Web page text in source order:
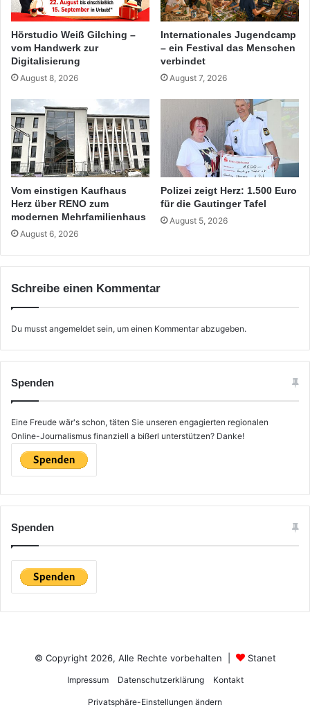
Hörstudio Weiß Gilching –
vom Handwerk zur
Digitalisierung
August 8, 2026
Internationales Jugendcamp
– ein Festival das Menschen
verbindet
August 7, 2026
Vom einstigen Kaufhaus
Herz über RENO zum
modernen Mehrfamilienhaus
August 6, 2026
Polizei zeigt Herz: 1.500 Euro
für die Gautinger Tafel
August 5, 2026
Schreibe einen Kommentar
Du musst angemeldet sein, um einen Kommentar abzugeben.
Spenden
Eine Freude wär's schon, täten Sie unseren engagierten regionalen
Online-Journalismus finanziell a bißerl unterstützen? Danke!
Spenden
© Copyright 2026, Alle Rechte vorbehalten | Stanet
Impressum Datenschutzerklärung Kontakt
Privatsphäre-Einstellungen ändern